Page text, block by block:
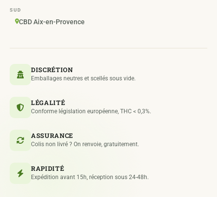
SUD
CBD Aix-en-Provence
DISCRÉTION
Emballages neutres et scellés sous vide.
LÉGALITÉ
Conforme législation européenne, THC < 0,3%.
ASSURANCE
Colis non livré ? On renvoie, gratuitement.
RAPIDITÉ
Expédition avant 15h, réception sous 24-48h.